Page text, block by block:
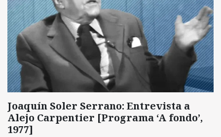
Joaquín Soler Serrano: Entrevista a
Alejo Carpentier [Programa ‘A fondo’,
1977]